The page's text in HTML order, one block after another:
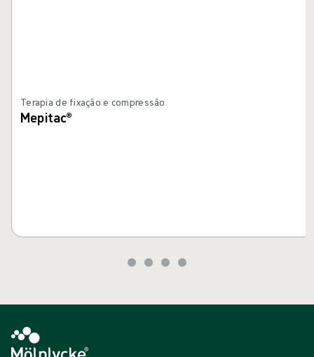
Terapia de fixação e compressão
Mepitac®